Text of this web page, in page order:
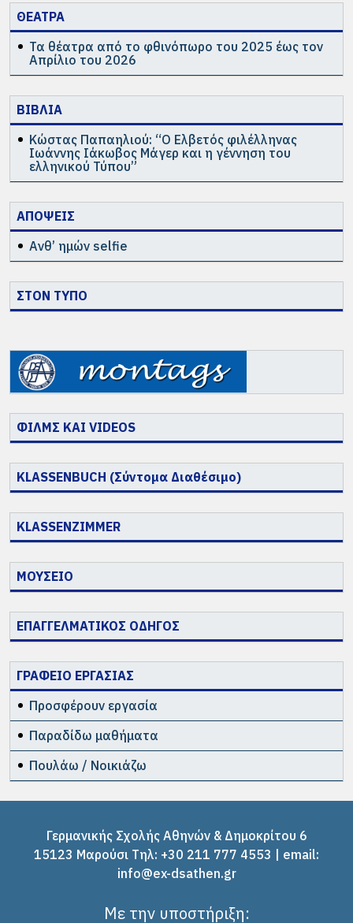
ΘΕΑΤΡΑ
Τα θέατρα από το φθινόπωρο του 2025 έως τον
Απρίλιο του 2026
ΒΙΒΛΙΑ
Κώστας Παπαηλιού: “Ο Ελβετός φιλέλληνας
Ιωάννης Ιάκωβος Μάγερ και η γέννηση του
ελληνικού Τύπου”
ΑΠΟΨΕΙΣ
Ανθ’ ημών selfie
ΣΤΟΝ ΤΥΠΟ
ΦΙΛΜΣ ΚΑΙ VIDEOS
KLASSENBUCH (Σύντομα Διαθέσιμο)
KLASSENZIMMER
ΜΟΥΣΕΙΟ
ΕΠΑΓΓΕΛΜΑΤΙΚΟΣ ΟΔΗΓΟΣ
ΓΡΑΦΕΙΟ ΕΡΓΑΣΙΑΣ
Προσφέρουν εργασία
Παραδίδω μαθήματα
Πουλάω / Νοικιάζω
Γερμανικής Σχολής Αθηνών & Δημοκρίτου 6
15123 Μαρούσι Tηλ: +30 211 777 4553 | email:
info@ex-dsathen.gr
Με την υποστήριξη: